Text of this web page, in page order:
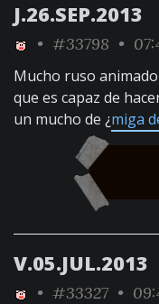
J.26.SEP.2013
• #33798 •
Mucho ruso
que es capaz de
un mucho de ¿miga
V.05.JUL.2013
• #33327 •